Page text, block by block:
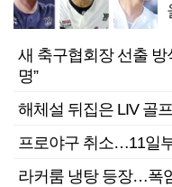
새 축구협회장 선출
명”
해체설 뒤집은 LIV 골
프로야구 취소…11일
라커룸 냉탕 등장…폭